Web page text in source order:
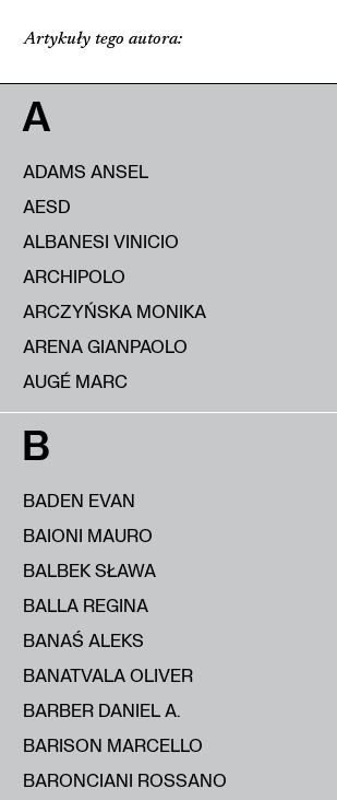
Artykuły tego autora:
A
ADAMS ANSEL
AESD
ALBANESI VINICIO
ARCHIPOLO
ARCZYŃSKA MONIKA
ARENA GIANPAOLO
AUGÉ MARC
B
BADEN EVAN
BAIONI MAURO
BALBEK SŁAWA
BALLA REGINA
BANAŚ ALEKS
BANATVALA OLIVER
BARBER DANIEL A.
BARISON MARCELLO
BARONCIANI ROSSANO